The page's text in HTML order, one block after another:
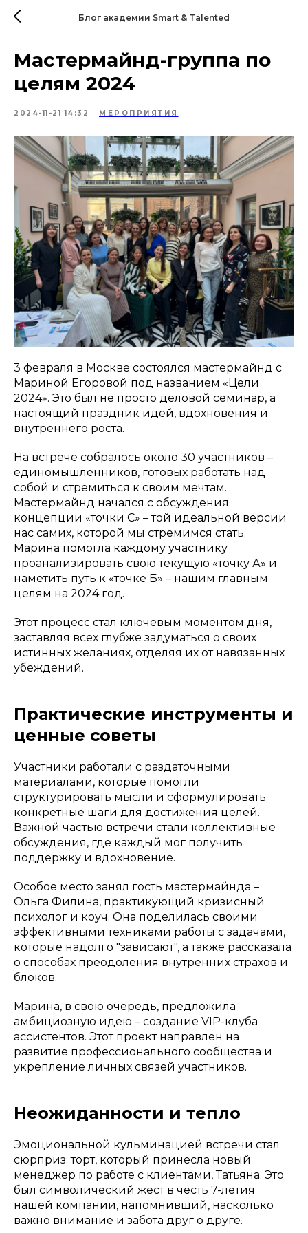
Блог академии Smart & Talented
Мастермайнд-группа по
целям 2024
2024-11-21 14:32 МЕРОПРИЯТИЯ
3 февраля в Москве состоялся мастермайнд с
Мариной Егоровой под названием «Цели
2024». Это был не просто деловой семинар, а
настоящий праздник идей, вдохновения и
внутреннего роста.
На встрече собралось около 30 участников –
единомышленников, готовых работать над
собой и стремиться к своим мечтам.
Мастермайнд начался с обсуждения
концепции «точки С» – той идеальной версии
нас самих, которой мы стремимся стать.
Марина помогла каждому участнику
проанализировать свою текущую «точку А» и
наметить путь к «точке Б» – нашим главным
целям на 2024 год.
Этот процесс стал ключевым моментом дня,
заставляя всех глубже задуматься о своих
истинных желаниях, отделяя их от навязанных
убеждений.
Практические инструменты и
ценные советы
Участники работали с раздаточными
материалами, которые помогли
структурировать мысли и сформулировать
конкретные шаги для достижения целей.
Важной частью встречи стали коллективные
обсуждения, где каждый мог получить
поддержку и вдохновение.
Особое место занял гость мастермайнда –
Ольга Филина, практикующий кризисный
психолог и коуч. Она поделилась своими
эффективными техниками работы с задачами,
которые надолго "зависают", а также рассказала
о способах преодоления внутренних страхов и
блоков.
Марина, в свою очередь, предложила
амбициозную идею – создание VIP-клуба
ассистентов. Этот проект направлен на
развитие профессионального сообщества и
укрепление личных связей участников.
Неожиданности и тепло
Эмоциональной кульминацией встречи стал
сюрприз: торт, который принесла новый
менеджер по работе с клиентами, Татьяна. Это
был символический жест в честь 7-летия
нашей компании, напомнивший, насколько
важно внимание и забота друг о друге.